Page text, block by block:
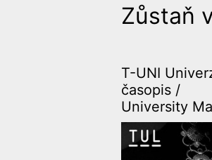
Zůstaň
T-UNI
časopis /
University